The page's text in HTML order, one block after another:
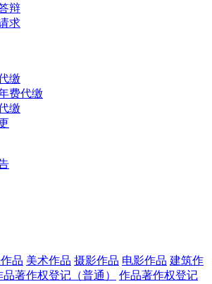
辩
求
缴
费代缴
缴
品 美术作品 摄影作品 电影作品 建筑作
品著作权登记（普通）
作品著作权登记